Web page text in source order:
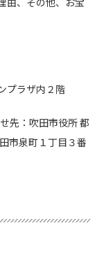
プラザ内２階
先：吹田市役所 都
市泉町１丁目３番